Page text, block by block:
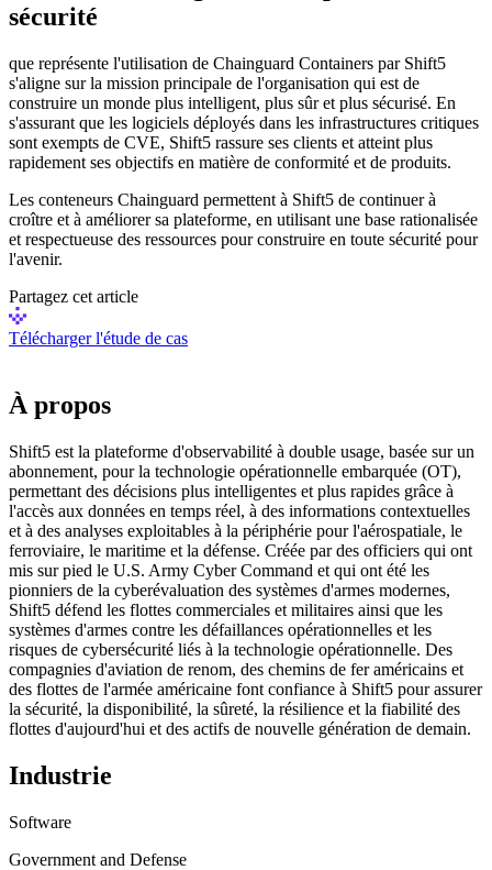
sécurité
que représente l'utilisation de Chainguard Containers par Shift5
s'aligne sur la mission principale de l'organisation qui est de
construire un monde plus intelligent, plus sûr et plus sécurisé. En
s'assurant que les logiciels déployés dans les infrastructures critiques
sont exempts de CVE, Shift5 rassure ses clients et atteint plus
rapidement ses objectifs en matière de conformité et de produits.
Les conteneurs Chainguard permettent à Shift5 de continuer à
croître et à améliorer sa plateforme, en utilisant une base rationalisée
et respectueuse des ressources pour construire en toute sécurité pour
l'avenir.
Partagez cet article
Télécharger l'étude de cas
À propos
Shift5 est la plateforme d'observabilité à double usage, basée sur un
abonnement, pour la technologie opérationnelle embarquée (OT),
permettant des décisions plus intelligentes et plus rapides grâce à
l'accès aux données en temps réel, à des informations contextuelles
et à des analyses exploitables à la périphérie pour l'aérospatiale, le
ferroviaire, le maritime et la défense. Créée par des officiers qui ont
mis sur pied le U.S. Army Cyber Command et qui ont été les
pionniers de la cyberévaluation des systèmes d'armes modernes,
Shift5 défend les flottes commerciales et militaires ainsi que les
systèmes d'armes contre les défaillances opérationnelles et les
risques de cybersécurité liés à la technologie opérationnelle. Des
compagnies d'aviation de renom, des chemins de fer américains et
des flottes de l'armée américaine font confiance à Shift5 pour assurer
la sécurité, la disponibilité, la sûreté, la résilience et la fiabilité des
flottes d'aujourd'hui et des actifs de nouvelle génération de demain.
Industrie
Software
Government and Defense